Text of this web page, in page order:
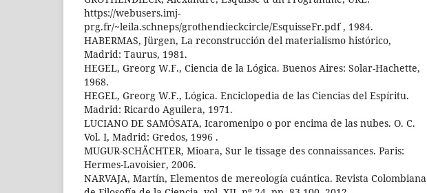
https://webusers.imj-
prg.fr/~leila.schneps/grothendieckcircle/EsquisseFr.pdf , 1984.
HABERMAS, Jürgen, La reconstrucción del materialismo histórico,
Madrid: Taurus, 1981.
HEGEL, Greorg W.F., Ciencia de la Lógica. Buenos Aires: Solar-Hachette,
1968.
HEGEL, Greorg W.F., Lógica. Enciclopedia de las Ciencias del Espíritu.
Madrid: Ricardo Aguilera, 1971.
LUCIANO DE SAMÓSATA, Icaromenipo o por encima de las nubes. O. C.
Vol. I, Madrid: Gredos, 1996 .
MUGUR-SCHÄCHTER, Mioara, Sur le tissage des connaissances. Paris:
Hermes-Lavoisier, 2006.
NARVAJA, Martín, Elementos de mereología cuántica. Revista Colombiana